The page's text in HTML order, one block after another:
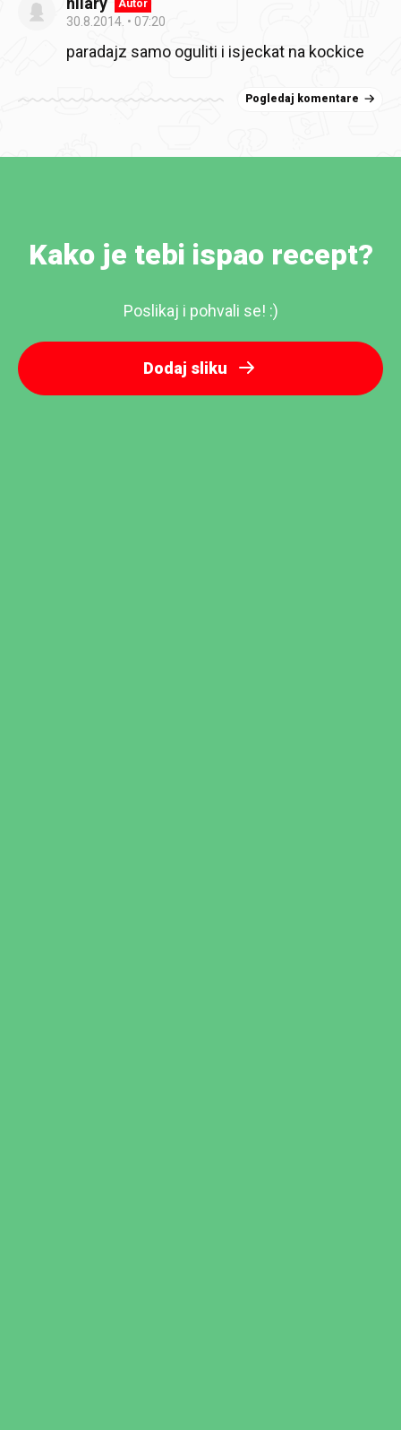
Autor
30.8.2014. 07:20
paradajz samo oguliti i isjeckat na kockice
Pogledaj komentare
Kako je tebi ispao recept?
Poslikaj i pohvali se! :)
Dodaj sliku